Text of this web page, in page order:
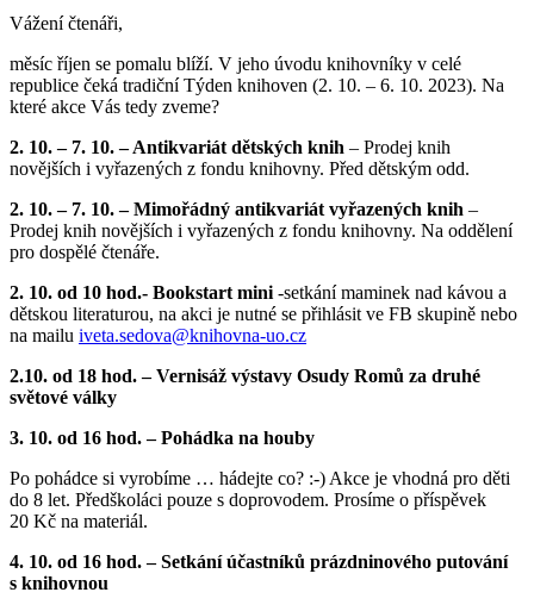
Vážení čtenáři,
měsíc říjen se pomalu blíží. V jeho úvodu knihovníky v celé
republice čeká tradiční Týden knihoven (2. 10. – 6. 10. 2023). Na
které akce Vás tedy zveme?
2. 10. – 7. 10. – Antikvariát dětských knih – Prodej knih
novějších i vyřazených z fondu knihovny. Před dětským odd.
2. 10. – 7. 10. – Mimořádný antikvariát vyřazených knih –
Prodej knih novějších i vyřazených z fondu knihovny. Na oddělení
pro dospělé čtenáře.
2. 10. od 10 hod.- Bookstart mini -setkání maminek nad kávou a
dětskou literaturou, na akci je nutné se přihlásit ve FB skupině nebo
na mailu iveta.sedova@knihovna-uo.cz
2.10. od 18 hod. – Vernisáž výstavy Osudy Romů za druhé
světové války
3. 10. od 16 hod. – Pohádka na houby
Po pohádce si vyrobíme … hádejte co? :-) Akce je vhodná pro děti
do 8 let. Předškoláci pouze s doprovodem. Prosíme o příspěvek
20 Kč na materiál.
4. 10. od 16 hod. – Setkání účastníků prázdninového putování
s knihovnou